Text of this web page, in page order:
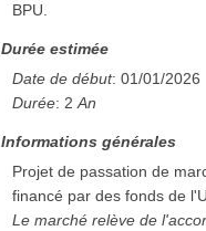
BPU.
Durée estimée
Date de début: 01/01/2026
Durée: 2 An
Informations générales
Projet de passation de
financé par des fonds de
Le marché relève de